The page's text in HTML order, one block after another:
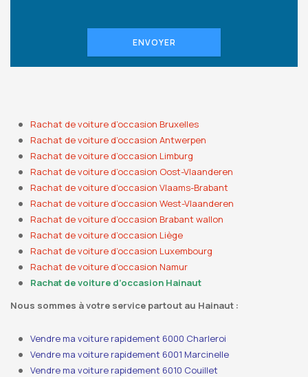
ENVOYER
Rachat de voiture d’occasion Bruxelles
Rachat de voiture d’occasion Antwerpen
Rachat de voiture d’occasion Limburg
Rachat de voiture d’occasion Oost-Vlaanderen
Rachat de voiture d’occasion Vlaams-Brabant
Rachat de voiture d’occasion West-Vlaanderen
Rachat de voiture d’occasion Brabant wallon
Rachat de voiture d’occasion Liège
Rachat de voiture d’occasion Luxembourg
Rachat de voiture d’occasion Namur
Rachat de voiture d’occasion Hainaut
Nous sommes à votre service partout au Hainaut :
Vendre ma voiture rapidement 6000 Charleroi
Vendre ma voiture rapidement 6001 Marcinelle
Vendre ma voiture rapidement 6010 Couillet